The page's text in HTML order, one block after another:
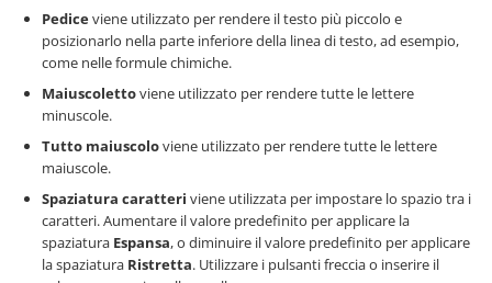
Pediceviene utilizzato per rendere il testo più piccolo e
posizionarlo nella parte inferiore della linea di testo, ad esempio,
come nelle formule chimiche.
Maiuscolettoviene utilizzato per rendere tutte le lettere
minuscole.
Tutto maiuscoloviene utilizzato per rendere tutte le lettere
maiuscole.
Spaziatura caratteri viene utilizzata per impostare lo spazio tra i
caratteri. Aumentare il valore predefinito per applicare la
spaziatura Espansa, o diminuire il valore predefinito per applicare
la spaziatura Ristretta. Utilizzare i pulsanti freccia o inserire il